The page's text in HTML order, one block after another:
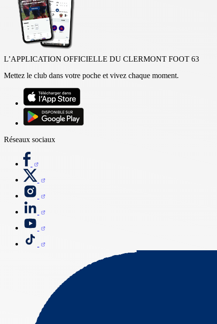
L’APPLICATION OFFICIELLE DU CLERMONT FOOT 63
Mettez le club dans votre poche et vivez chaque moment.
Réseaux sociaux